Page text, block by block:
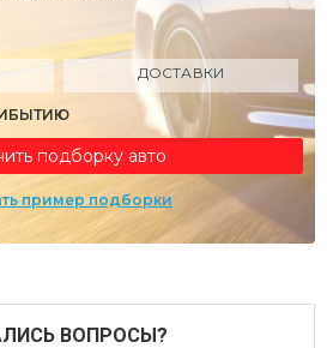
ДОСТАВКИ
подборку авто
пример подборки
ВОПРОСЫ?